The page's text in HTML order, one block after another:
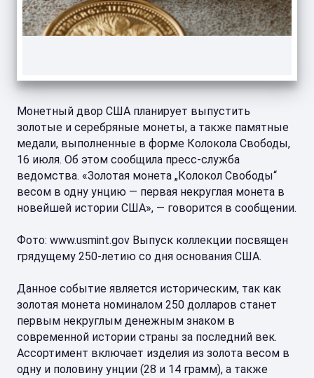
Монетный двор США планирует выпустить
золотые и серебряные монеты, а также памятные
медали, выполненные в форме Колокола Свободы,
16 июля. Об этом сообщила пресс-служба
ведомства. «Золотая монета „Колокол Свободы“
весом в одну унцию — первая некруглая монета в
новейшей истории США», — говорится в сообщении.
Фото: www.usmint.gov Выпуск коллекции посвящен
грядущему 250-летию со дня основания США.
Данное событие является историческим, так как
золотая монета номиналом 250 долларов станет
первым некруглым денежным знаком в
современной истории страны за последний век.
Ассортимент включает изделия из золота весом в
одну и половину унции (28 и 14 грамм), а также